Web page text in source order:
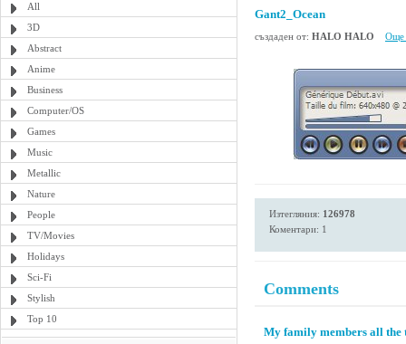
All
3D
Abstract
Anime
Business
Computer/OS
Games
Music
Metallic
Nature
People
TV/Movies
Holidays
Sci-Fi
Stylish
Top 10
Gant2_Ocean
създаден от: HALO HALO Още
Изтегляния: 126978
Коментари: 1
Comments
My family members all